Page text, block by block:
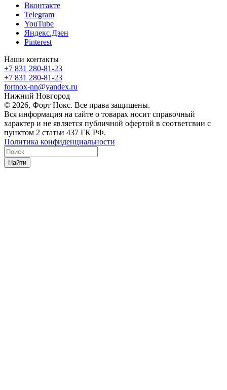
Вконтакте
Telegram
YouTube
Яндекс.Дзен
Pinterest
Наши контакты
+7 831 280-81-23
+7 831 280-81-23
fortnox-nn@yandex.ru
Нижний Новгород
© 2026, Форт Нокс. Все права защищены.
Вся информация на сайте о товарах носит справочный
характер и не является публичной офертой в соответсвии с
пунктом 2 статьи 437 ГК РФ.
Политика конфиденциальности
Найти